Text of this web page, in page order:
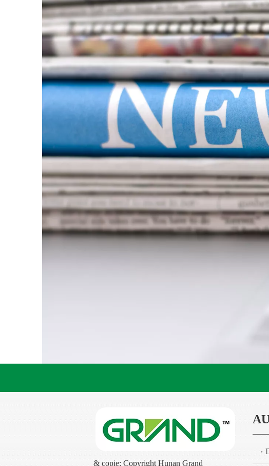
& copie; Copyright Hunan Grand